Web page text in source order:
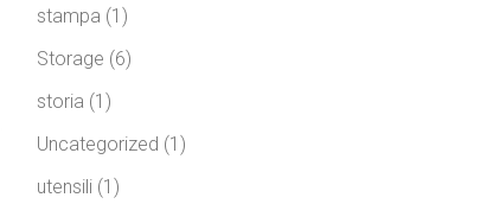
stampa (1)
Storage (6)
storia (1)
Uncategorized (1)
utensili(1)